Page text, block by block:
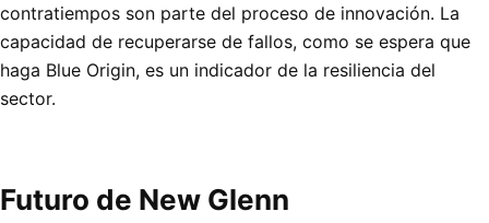
contratiempos son parte del proceso de innovación. La
capacidad de recuperarse de fallos, como se espera que
haga Blue Origin, es un indicador de la resiliencia del
sector.
Futuro de New Glenn